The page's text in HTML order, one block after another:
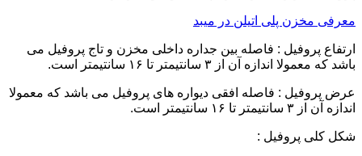
معرفی مخزن پلی اتیلن در میبد
ارتفاع پروفیل : فاصله بین جداره داخلی مخزن و تاج پروفیل می
باشد که معمولا اندازه آن از ۳ سانتیمتر تا ۱۶ سانتیمتر است.
عرض پروفیل : فاصله افقی دیواره های پروفیل می باشد که معمولا
اندازه آن از ۳ سانتیمتر تا ۱۶ سانتیمتر است.
شکل کلی پروفیل :